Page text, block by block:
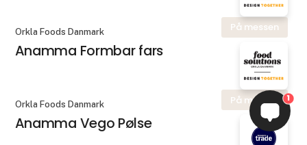
På messen
Orkla Foods Danmark
Anamma Formbar fars
På messen
Orkla Foods Danmark
Anamma Vego Pølse
1